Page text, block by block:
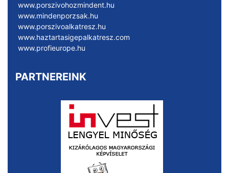
www.porszivohozmindent.hu
www.mindenporzsak.hu
www.porszivoalkatresz.hu
www.haztartasigepalkatresz.com
www.profieurope.hu
PARTNEREINK